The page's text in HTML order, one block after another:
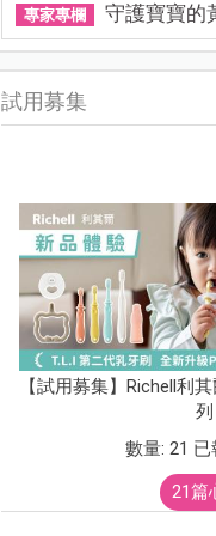
專家專欄 守護寶寶的
試用募集
【試用募集】Richell利
列
數量: 21 已
21篇